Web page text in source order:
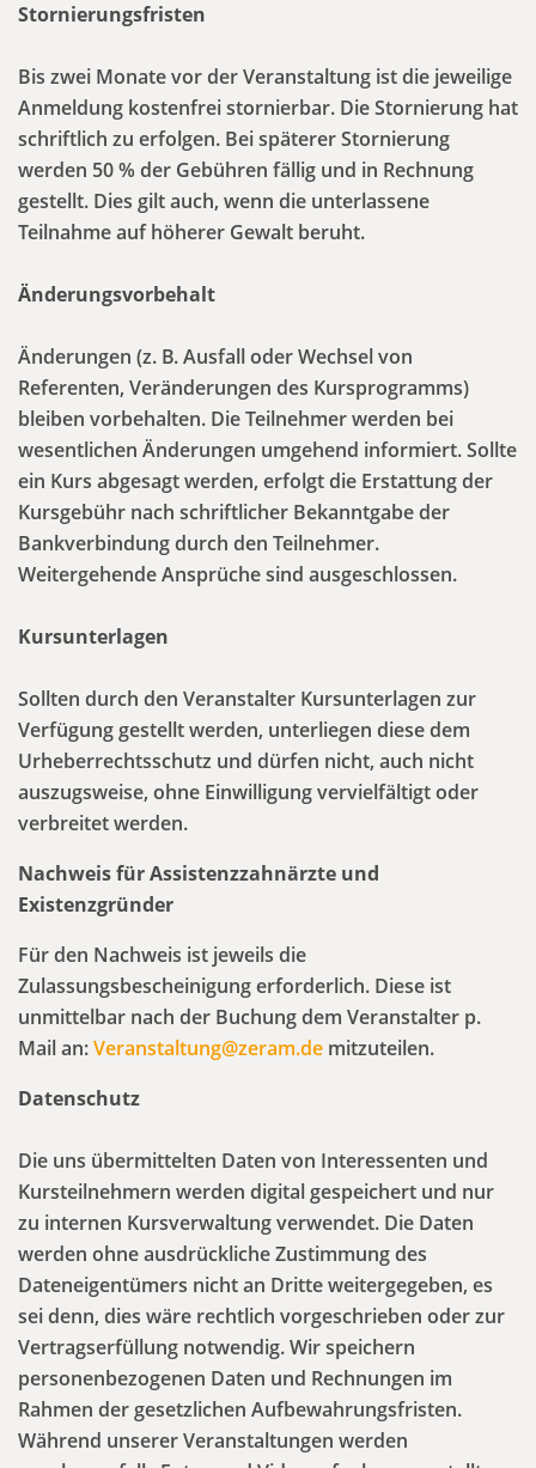
Stornierungsfristen
Bis zwei Monate vor der Veranstaltung ist die jeweilige
Anmeldung kostenfrei stornierbar. Die Stornierung hat
schriftlich zu erfolgen. Bei späterer Stornierung
werden 50 % der Gebühren fällig und in Rechnung
gestellt. Dies gilt auch, wenn die unterlassene
Teilnahme auf höherer Gewalt beruht.
Änderungsvorbehalt
Änderungen (z. B. Ausfall oder Wechsel von
Referenten, Veränderungen des Kursprogramms)
bleiben vorbehalten. Die Teilnehmer werden bei
wesentlichen Änderungen umgehend informiert. Sollte
ein Kurs abgesagt werden, erfolgt die Erstattung der
Kursgebühr nach schriftlicher Bekanntgabe der
Bankverbindung durch den Teilnehmer.
Weitergehende Ansprüche sind ausgeschlossen.
Kursunterlagen
Sollten durch den Veranstalter Kursunterlagen zur
Verfügung gestellt werden, unterliegen diese dem
Urheberrechtsschutz und dürfen nicht, auch nicht
auszugsweise, ohne Einwilligung vervielfältigt oder
verbreitet werden.
Nachweis für Assistenzzahnärzte und
Existenzgründer
Für den Nachweis ist jeweils die
Zulassungsbescheinigung erforderlich. Diese ist
unmittelbar nach der Buchung dem Veranstalter p.
Mail an:Veranstaltung@zeram.de mitzuteilen.
Datenschutz
Die uns übermittelten Daten von Interessenten und
Kursteilnehmern werden digital gespeichert und nur
zu internen Kursverwaltung verwendet. Die Daten
werden ohne ausdrückliche Zustimmung des
Dateneigentümers nicht an Dritte weitergegeben, es
sei denn, dies wäre rechtlich vorgeschrieben oder zur
Vertragserfüllung notwendig. Wir speichern
personenbezogenen Daten und Rechnungen im
Rahmen der gesetzlichen Aufbewahrungsfristen.
Während unserer Veranstaltungen werden